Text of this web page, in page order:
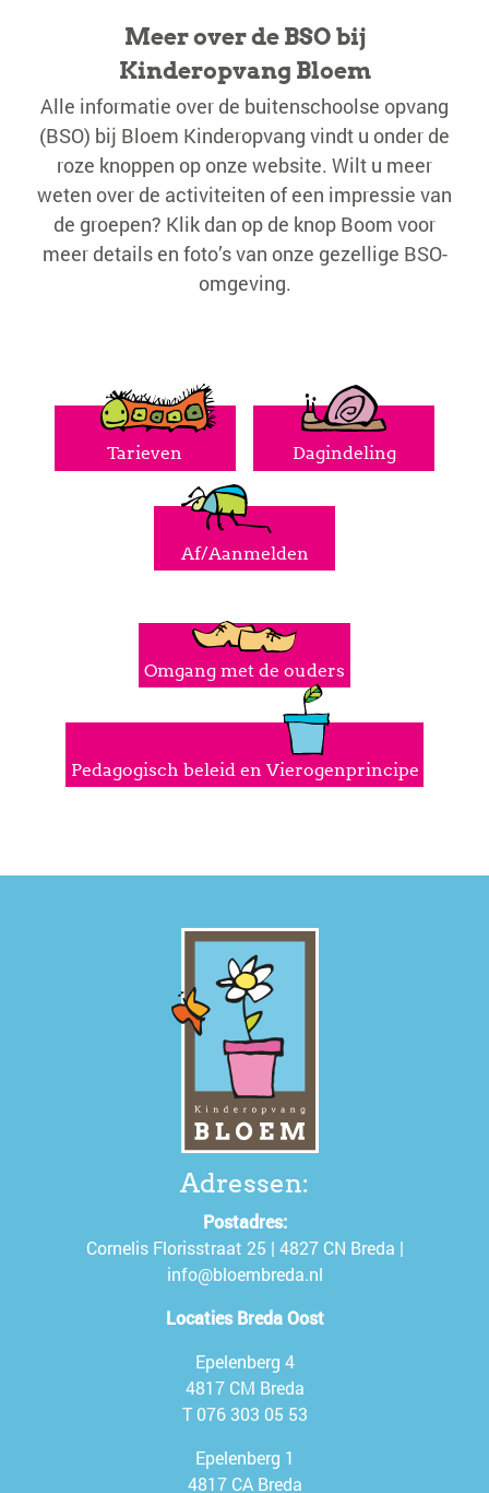
Meer over de BSO bij
Kinderopvang Bloem
Alle informatie over de buitenschoolse opvang
(BSO) bij Bloem Kinderopvang vindt u onder de
roze knoppen op onze website. Wilt u meer
weten over de activiteiten of een impressie van
de groepen? Klik dan op de knop Boom voor
meer details en foto’s van onze gezellige BSO-
omgeving.
Tarieven Dagindeling
Af/Aanmelden
Omgang met de ouders
Pedagogisch beleid en Vierogenprincipe
Adressen:
Postadres:
Cornelis Florisstraat 25 | 4827 CN Breda |
info@bloembreda.nl
Locaties Breda Oost
Epelenberg 4
4817 CM Breda
T 076 303 05 53
Epelenberg 1
4817 CA Breda